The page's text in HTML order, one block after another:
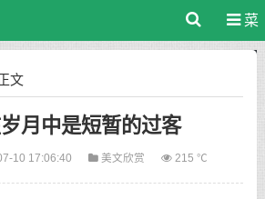
菜
文
月中是短暂的过客
10 17:06:40 美文欣赏 215 ℃